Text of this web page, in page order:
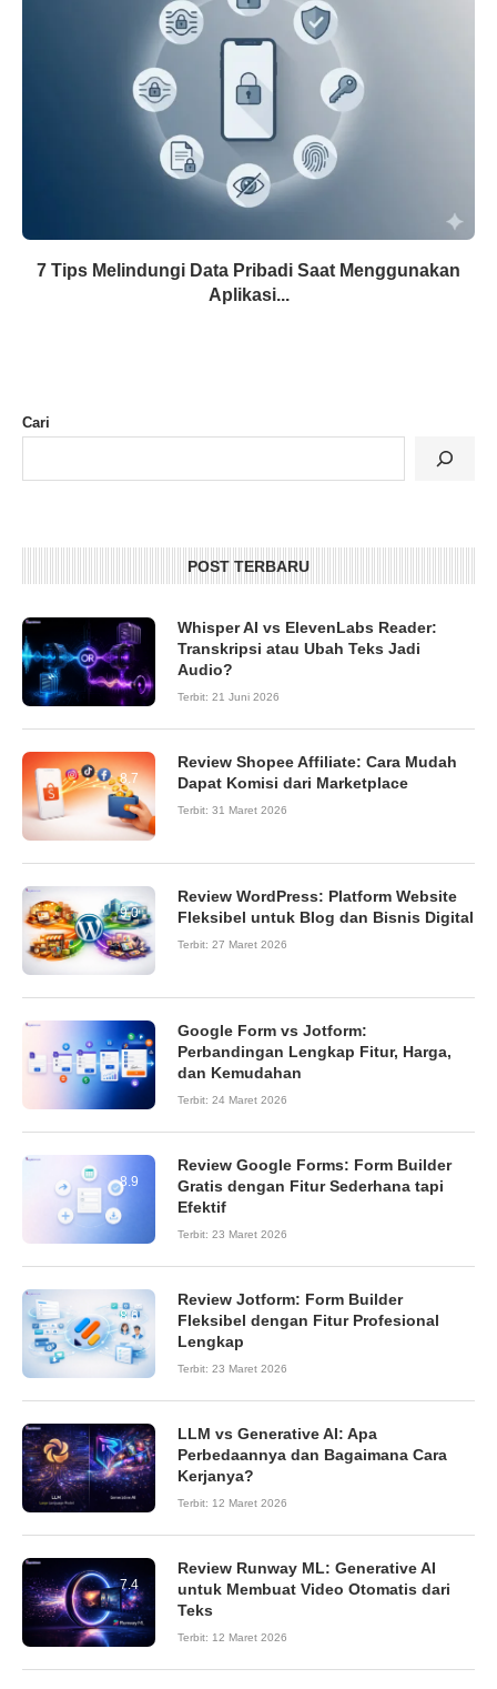
7 Tips Melindungi Data Pribadi Saat Menggunakan
Aplikasi...
Cari
POST TERBARU
Whisper AI vs ElevenLabs Reader:
Transkripsi atau Ubah Teks Jadi
Audio?
Terbit: 21 Juni 2026
8.7
Review Shopee Affiliate: Cara Mudah
Dapat Komisi dari Marketplace
Terbit: 31 Maret 2026
9.0
Review WordPress: Platform Website
Fleksibel untuk Blog dan Bisnis Digital
Terbit: 27 Maret 2026
Google Form vs Jotform:
Perbandingan Lengkap Fitur, Harga,
dan Kemudahan
Terbit: 24 Maret 2026
8.9
Review Google Forms: Form Builder
Gratis dengan Fitur Sederhana tapi
Efektif
Terbit: 23 Maret 2026
8.6
Review Jotform: Form Builder
Fleksibel dengan Fitur Profesional
Lengkap
Terbit: 23 Maret 2026
LLM vs Generative AI: Apa
Perbedaannya dan Bagaimana Cara
Kerjanya?
Terbit: 12 Maret 2026
7.4
Review Runway ML: Generative AI
untuk Membuat Video Otomatis dari
Teks
Terbit: 12 Maret 2026